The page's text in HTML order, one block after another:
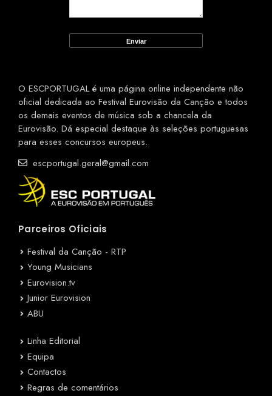
O ESCPORTUGAL é uma página online independente não
oficial dedicada ao Festival Eurovisão da Canção e todos
os demais eventos de música sob a chancela da
Eurovisão. Dá especial destaque às seleções portuguesas
para esses concursos europeus.
escportugal.geral@gmail.com
Parceiros Oficiais
Festival da Canção - RTP
Young Musicians
Eurovision.tv
Junior Eurovision
ABU
Linha Editorial
Equipa
Contactos
Regras de comentários